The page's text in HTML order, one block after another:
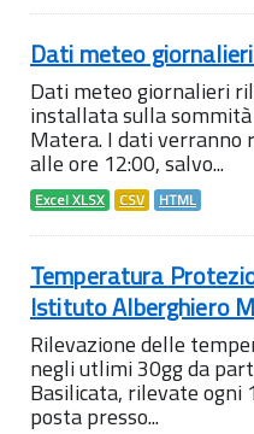
Dati meteo
Dati meteo giornalieri
installata sulla
Matera. I dati verranno
alle ore 12:00, salvo...
Excel XLSX CSV HTML
Temperatura
Istituto Alberghiero
Rilevazione delle
negli utlimi 30gg da
Basilicata, rilevate
posta presso...